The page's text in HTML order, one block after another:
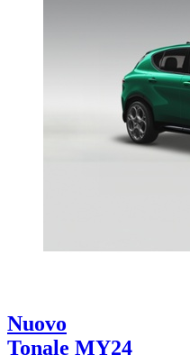
Nuovo
Tonale MY24